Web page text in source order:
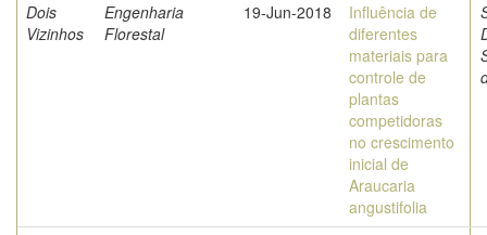
Dois
Vizinhos
Engenharia
Florestal
19-Jun-2018
Influência de
diferentes
materiais para
controle de
plantas
competidoras
no crescimento
inicial de
Araucaria
angustifolia